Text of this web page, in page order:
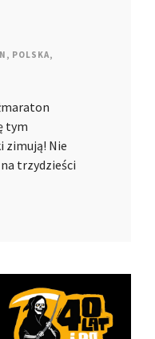
, POLSKA,
tym
zimują! Nie
trzydzieści